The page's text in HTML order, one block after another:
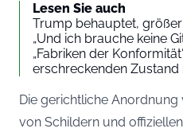
Lesen Sie auch
Trump behauptet,
„Und ich brauche keine
„Fabriken der
erschreckenden
Die gerichtliche
von Schildern und